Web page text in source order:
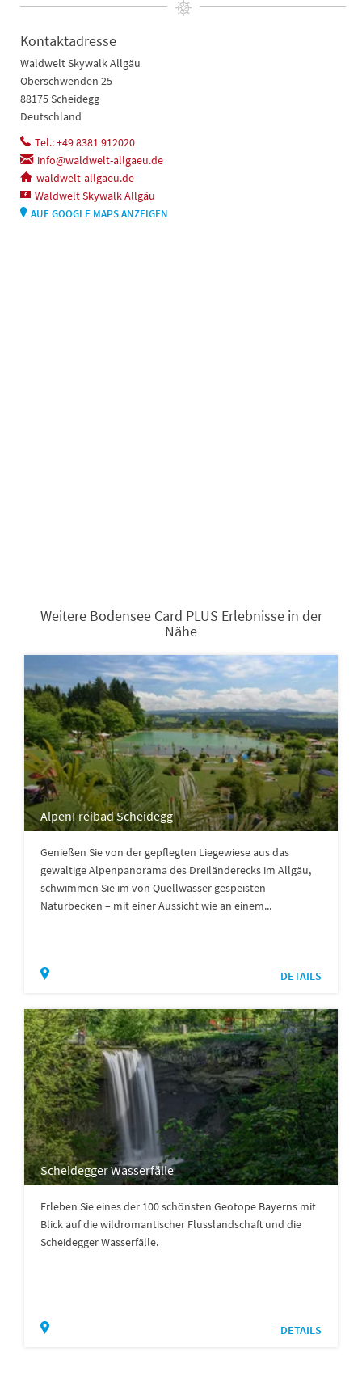
Kontaktadresse
Waldwelt Skywalk Allgäu
Oberschwenden 25
88175 Scheidegg
Deutschland
Tel.: +49 8381 912020
info@waldwelt-allgaeu.de
waldwelt-allgaeu.de
Waldwelt Skywalk Allgäu
AUF GOOGLE MAPS ANZEIGEN
Weitere Bodensee Card PLUS Erlebnisse in der
Nähe
AlpenFreibad Scheidegg
Genießen Sie von der gepflegten Liegewiese aus das
gewaltige Alpenpanorama des Dreiländerecks im Allgäu,
schwimmen Sie im von Quellwasser gespeisten
Naturbecken – mit einer Aussicht wie an einem...
DETAILS
Scheidegger Wasserfälle
Erleben Sie eines der 100 schönsten Geotope Bayerns mit
Blick auf die wildromantischer Flusslandschaft und die
Scheidegger Wasserfälle.
DETAILS